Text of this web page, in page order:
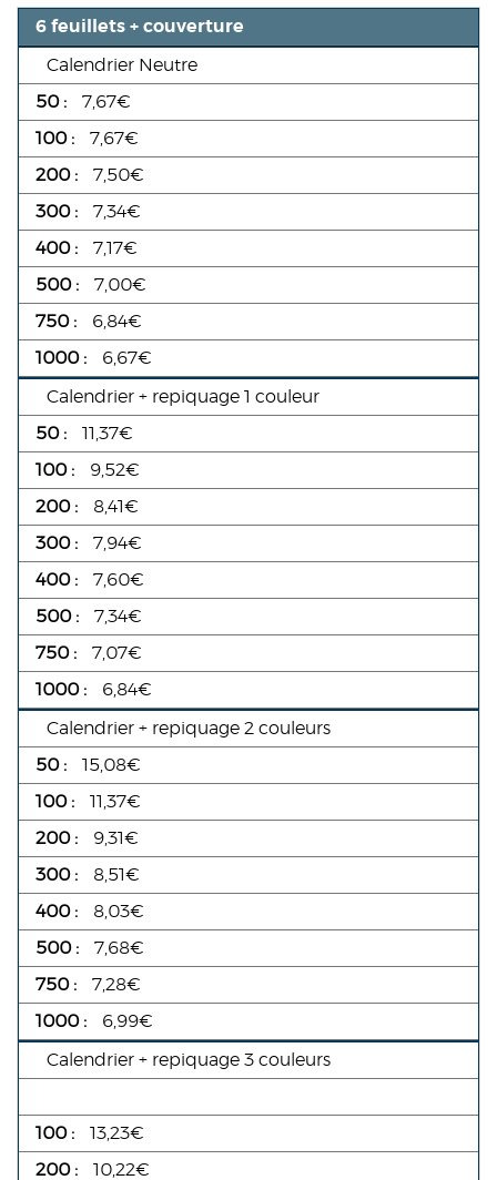
6 feuillets + couverture
Calendrier Neutre
7,67€
7,67€
7,50€
7,34€
7,17€
7,00€
6,84€
6,67€
Calendrier + repiquage 1 couleur
11,37€
9,52€
8,41€
7,94€
7,60€
7,34€
7,07€
6,84€
Calendrier + repiquage 2 couleurs
15,08€
11,37€
9,31€
8,51€
8,03€
7,68€
7,28€
6,99€
Calendrier + repiquage 3 couleurs
13,23€
10,22€